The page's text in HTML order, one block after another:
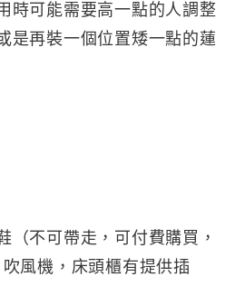
時可能需要高一點的人調整
是再裝一個位置矮一點的蓮
（不可帶走，可付費購買，
風機，床頭櫃有提供插